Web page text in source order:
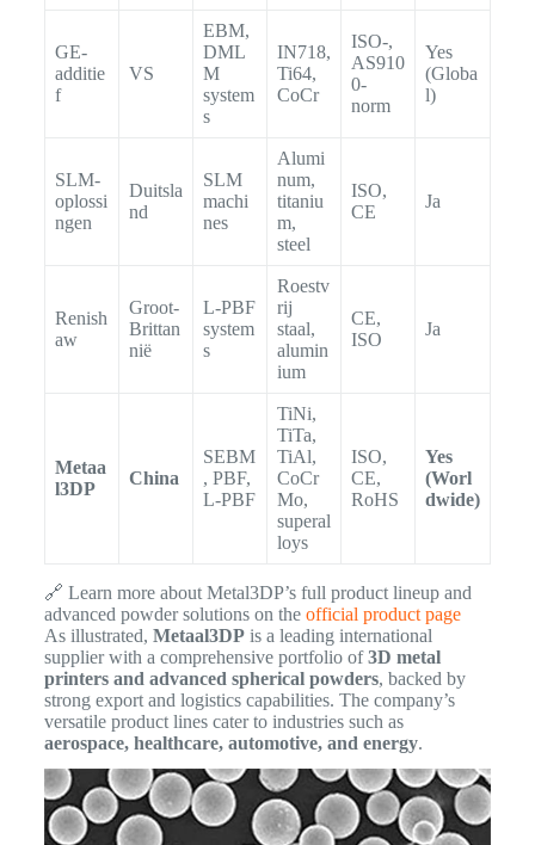
GE-
additie
f
VS
EBM,
DML
M
system
s
IN718,
Ti64,
CoCr
ISO-,
AS910
0-
norm
Yes
(Globa
l)
SLM-
oplossi
ngen
Duitsla
nd
SLM
machi
nes
Alumi
num,
titaniu
m,
steel
ISO,
CE
Ja
Renish
aw
Groot-
Brittan
nië
L-PBF
system
s
Roestv
rij
staal,
alumin
ium
CE,
ISO
Ja
Metaa
l3DP
China
SEBM
, PBF,
L-PBF
TiNi,
TiTa,
TiAl,
CoCr
Mo,
superal
loys
ISO,
CE,
RoHS
Yes
(Worl
dwide)
🔗 Learn more about Metal3DP’s full product lineup and
advanced powder solutions on the official product page
As illustrated, Metaal3DPis a leading international
supplier with a comprehensive portfolio of3D metal
printers and advanced spherical powders, backed by
strong export and logistics capabilities. The company’s
versatile product lines cater to industries such as
aerospace, healthcare, automotive, and energy.